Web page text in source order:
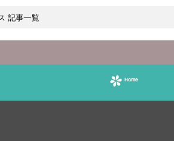
記事一覧
Home